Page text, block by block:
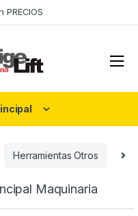
PRECIOS
Herramientas Otros
Maquinaria